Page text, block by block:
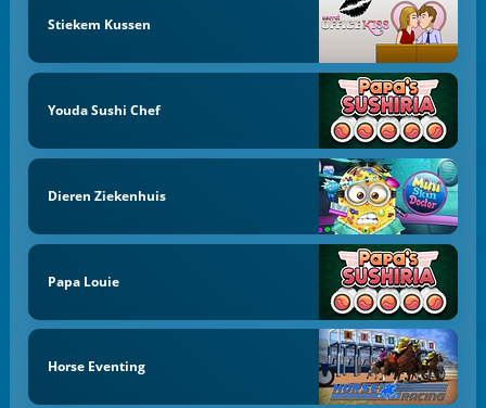
Stiekem Kussen
Youda Sushi Chef
Dieren Ziekenhuis
Papa Louie
Horse Eventing